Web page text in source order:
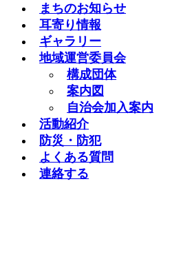
まちのお知らせ
耳寄り情報
ギャラリー
地域運営委員会
構成団体
案内図
自治会加入案内
活動紹介
防災・防犯
よくある質問
連絡する